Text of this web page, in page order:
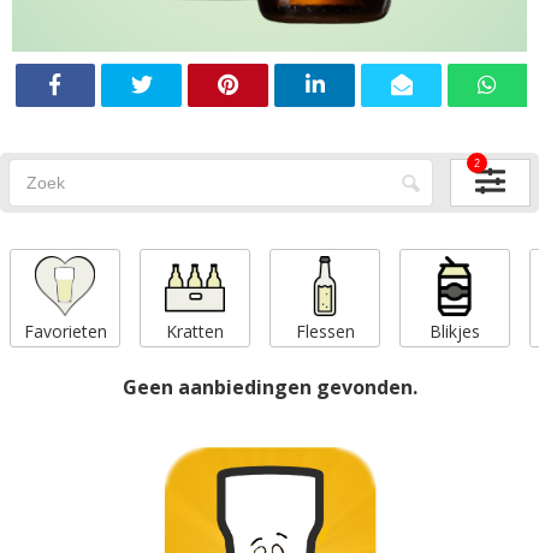
2
Favorieten Kratten Flessen Blikjes
Geen aanbiedingen gevonden.